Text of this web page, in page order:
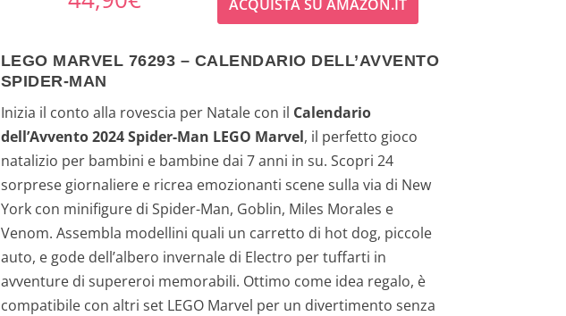
ACQUISTA SU AMAZON.IT
LEGO MARVEL 76293 – CALENDARIO DELL’AVVENTO
SPIDER-MAN
Inizia il conto alla rovescia per Natale con il Calendario
dell’Avvento 2024 Spider-Man LEGO Marvel, il perfetto gioco
natalizio per bambini e bambine dai 7 anni in su. Scopri 24
sorprese giornaliere e ricrea emozionanti scene sulla via di New
York con minifigure di Spider-Man, Goblin, Miles Morales e
Venom. Assembla modellini quali un carretto di hot dog, piccole
auto, e gode dell’albero invernale di Electro per tuffarti in
avventure di supereroi memorabili. Ottimo come idea regalo, è
compatibile con altri set LEGO Marvel per un divertimento senza